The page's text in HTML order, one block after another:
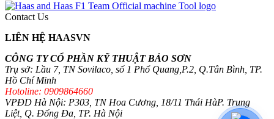
Contact Us
LIÊN HỆ HAASVN
CÔNG TY CỔ PHẦN KỸ THUẬT BẢO SƠN
Trụ sở: Lầu 7, TN Sovilaco, số 1 Phổ Quang,P.2, Q.Tân Bình, TP.
Hồ Chí Minh
Hotoline: 0909864660
VPĐD Hà Nội: P303, TN Hoa Cương, 18/11 Thái HàP. Trung
Liệt, Q. Đống Đa, TP. Hà Nội